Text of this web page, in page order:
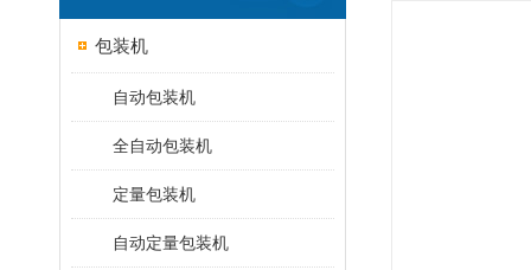
包装机
自动包装机
全自动包装机
定量包装机
自动定量包装机